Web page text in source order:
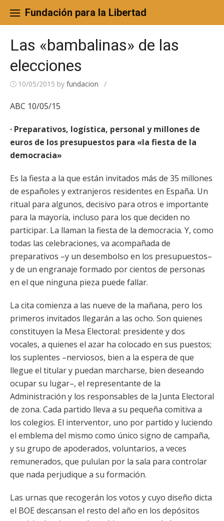
content
Fundación para la Libertad
Las «bambalinas» de las
elecciones
10/05/2015 by fundacion /
ABC 10/05/15
· Preparativos, logística, personal y millones de
euros de los presupuestos para «la fiesta de la
democracia»
Es la fiesta a la que están invitados más de 35 millones
de españoles y extranjeros residentes en España. Un
ritual para algunos, decisivo para otros e importante
para la mayoría, incluso para los que deciden no
participar. La llaman la fiesta de la democracia. Y, como
todas las celebraciones, va acompañada de
preparativos –y un desembolso en los presupuestos–
y de un engranaje formado por cientos de personas
en el que ninguna pieza puede fallar.
La cita comienza a las nueve de la mañana, pero los
primeros invitados llegarán a las ocho. Son quienes
constituyen la Mesa Electoral: presidente y dos
vocales, a quienes el azar ha colocado en sus puestos;
los suplentes –nerviosos, bien a la espera de que
llegue el titular y puedan marcharse, bien deseando
ocupar su lugar–, el representante de la
Administración y los responsables de la Junta Electoral
de zona. Cada partido lleva a su pequeña comitiva a
los colegios. El interventor, uno por partido y luciendo
el emblema del mismo como único signo de campaña,
y su grupo de apoderados, voluntarios, a veces
remunerados, que pululan por la sala para controlar
que nada perjudique a su formación.
Las urnas que recogerán los votos y cuyo diseño dicta
el BOE descansan el resto del año en los depósitos